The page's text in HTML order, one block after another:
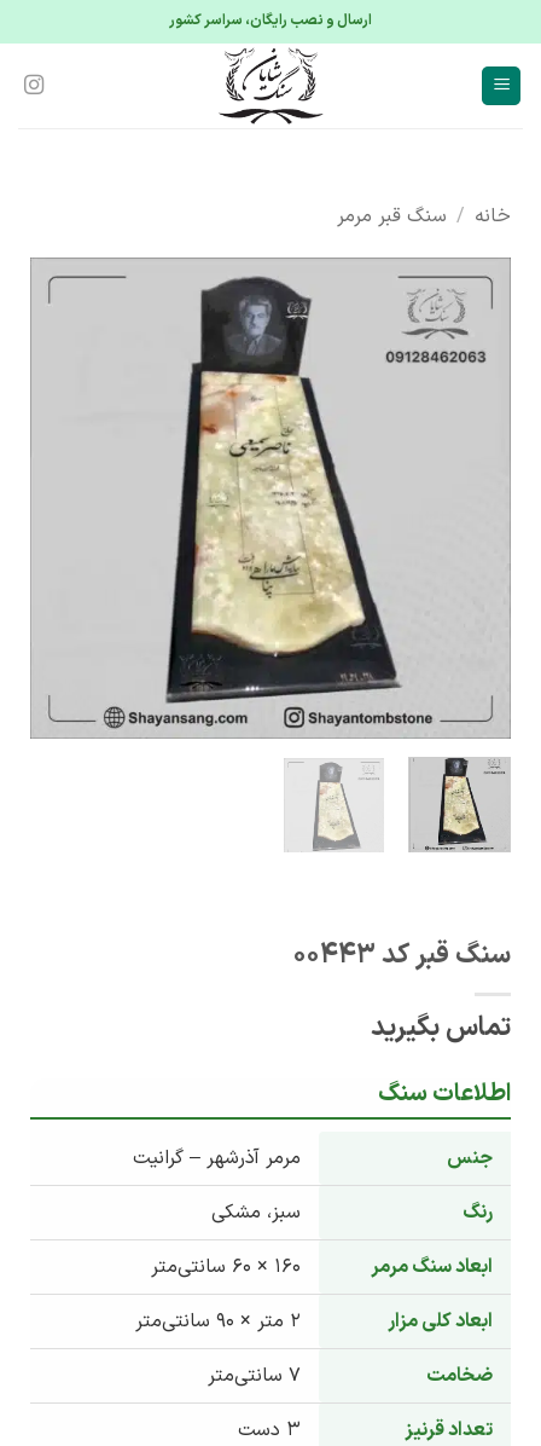
ارسال و نصب رایگان، سراسر کشور
خانه / سنگ قبر مرمر
سنگ قبر کد 00443
تماس بگیرید
اطلاعات سنگ
جنس
مرمر آذرشهر – گرانیت
رنگ
سبز، مشکی
ابعاد سنگ مرمر
160 × 60 سانتی‌متر
ابعاد کلی مزار
ضخامت
تعداد قرنیز